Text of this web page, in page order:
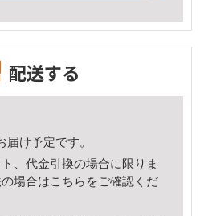
配送する
届け予定です。
、代金引換の場合に限りま
場合はこちら をご確認くだ